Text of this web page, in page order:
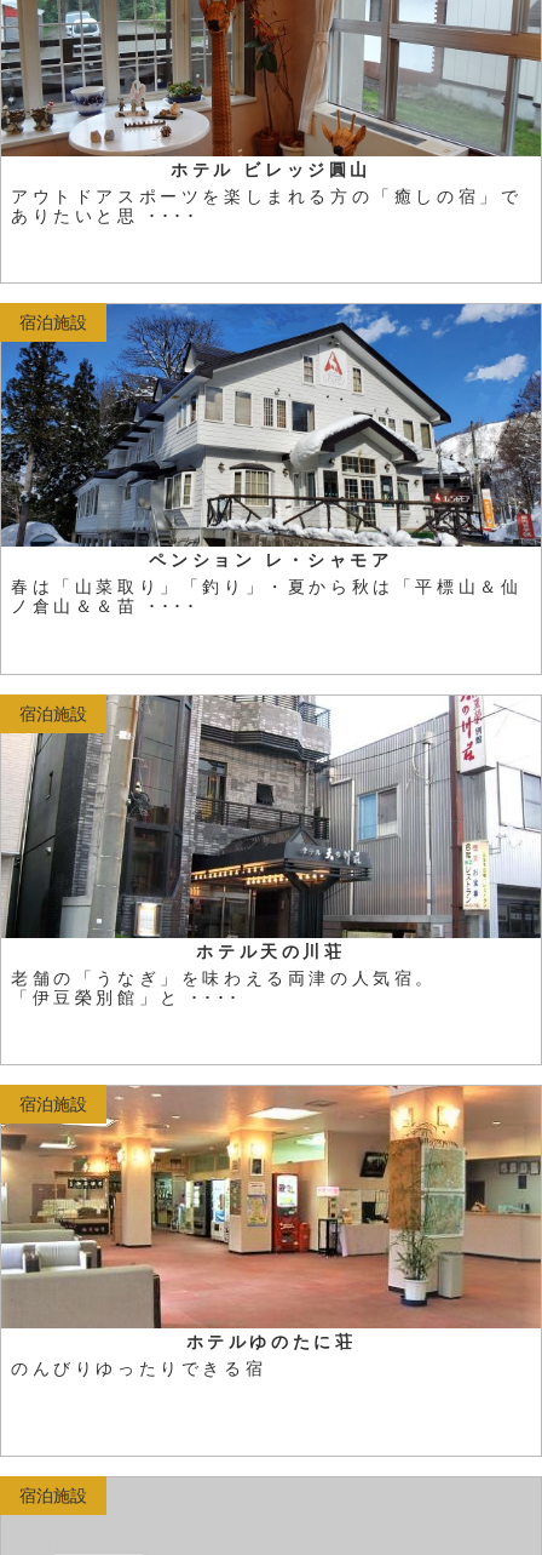
ホテル ビレッジ圓山
アウトドアスポーツを楽しまれる方の「癒しの宿」で
ありたいと思 ････
ペンション レ・シャモア
春は「山菜取り」「釣り」・夏から秋は「平標山＆仙
ノ倉山＆＆苗 ････
宿泊施設
ホテル天の川荘
老舗の「うなぎ」を味わえる両津の人気宿。
「伊豆榮別館」と ････
宿泊施設
ホテルゆのたに荘
のんびりゆったりできる宿
宿泊施設
宿泊施設